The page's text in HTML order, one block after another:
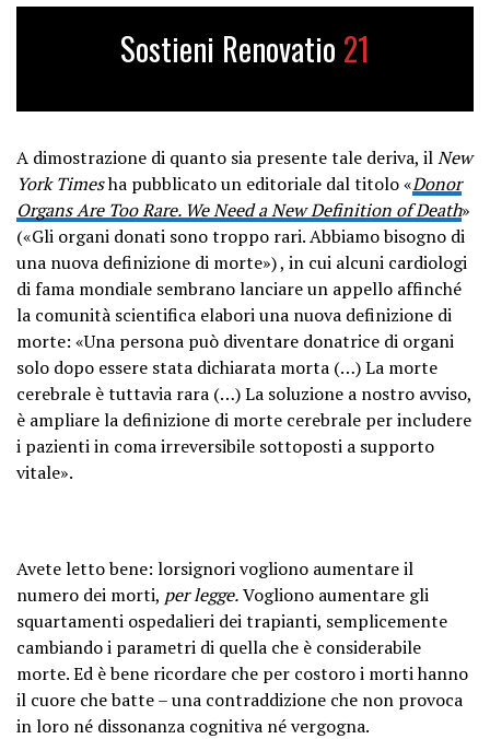
Sostieni Renovatio 21
A dimostrazione di quanto sia presente tale deriva, ilNew
York Timesha pubblicato un editoriale dal titolo «Donor
Organs Are Too Rare. We Need a New Definition of Death»
(«Gli organi donati sono troppo rari. Abbiamo bisogno di
una nuova definizione di morte») , in cui alcuni cardiologi
di fama mondiale sembrano lanciare un appello affinché
la comunità scientifica elabori una nuova definizione di
morte: «Una persona può diventare donatrice di organi
solo dopo essere stata dichiarata morta (…) La morte
cerebrale è tuttavia rara (…) La soluzione a nostro avviso,
è ampliare la definizione di morte cerebrale per includere
i pazienti in coma irreversibile sottoposti a supporto
vitale».
Avete letto bene: lorsignori vogliono aumentare il
numero dei morti, per legge.Vogliono aumentare gli
squartamenti ospedalieri dei trapianti, semplicemente
cambiando i parametri di quella che è considerabile
morte. Ed è bene ricordare che per costoro i morti hanno
il cuore che batte – una contraddizione che non provoca
in loro né dissonanza cognitiva né vergogna.